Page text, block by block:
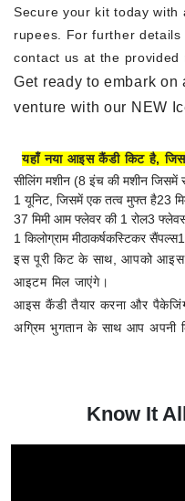
Secure your kit today with
rupees. For further
contact us at the provided
Get ready to embark
venture with our NEW
यहाँ नया आइस कैंडी किट है,
सीलिंग मशीन (8 इंच की मशीन जिसमें
1 यूनिट, जिसमें एक तत्व मुफ्त है23
37 मिमी आम फ्लेवर की 1 रोल3
1 किलोग्राम मीठाकर्षकस्टिकर सैंपल्स
इस पूरी किट के साथ, आपको
आइटम मिल जाएंगे।
आइस कैंडी तैयार करना और
अग्रिम भुगतान के साथ आप अपनी
Know It